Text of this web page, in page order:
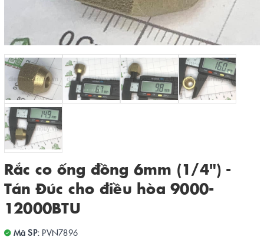
Rắc co ống đồng 6mm (1/4") -
Tán Đúc cho điều hòa 9000-
12000BTU
Mã SP: PVN7896